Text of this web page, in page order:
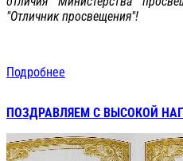
"Отличник просвещения"!
Подробнее
ПОЗДРАВЛЯЕМ С ВЫСОКОЙ